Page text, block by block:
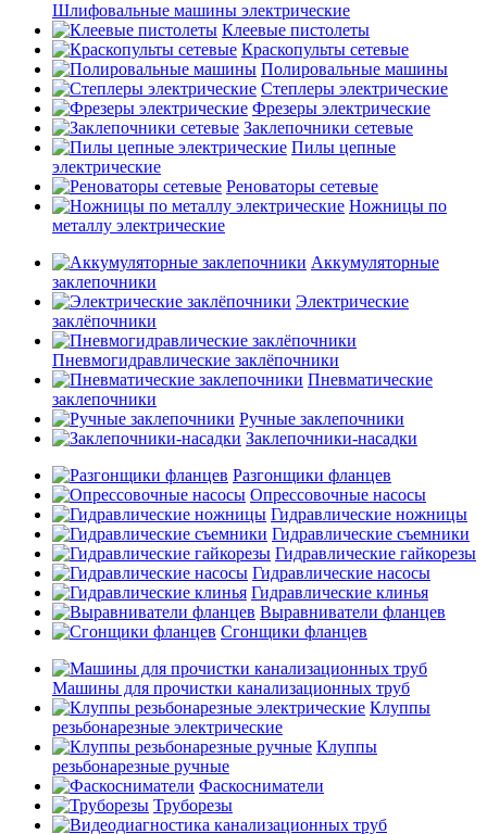
Шлифовальные машины электрические
Клеевые пистолеты
Краскопульты сетевые
Полировальные машины
Степлеры электрические
Фрезеры электрические
Заклепочники сетевые
Пилы цепные
электрические
Реноваторы сетевые
Ножницы по
металлу электрические
Аккумуляторные
заклепочники
Электрические
заклёпочники
Пневмогидравлические заклёпочники
Пневматические
заклепочники
Ручные заклепочники
Заклепочники-насадки
Разгонщики фланцев
Опрессовочные насосы
Гидравлические ножницы
Гидравлические съемники
Гидравлические гайкорезы
Гидравлические насосы
Гидравлические клинья
Выравниватели фланцев
Сгонщики фланцев
Машины для прочистки канализационных труб
Клуппы
резьбонарезные электрические
Клуппы
резьбонарезные ручные
Фаскосниматели
Труборезы